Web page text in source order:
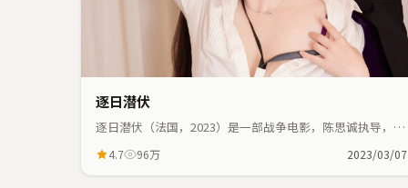
逐日潜伏
逐日潜伏（法国，2023）是一部战争电影，陈思诚执导，王
凑。4.7 96万 2023/03/07